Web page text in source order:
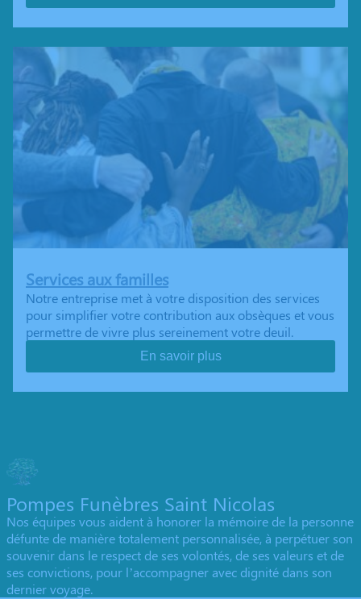
Services aux familles
Notre entreprise met à votre disposition des services
pour simplifier votre contribution aux obsèques et vous
permettre de vivre plus sereinement votre deuil.
En savoir plus
Pompes Funèbres Saint Nicolas
Nos équipes vous aident à honorer la mémoire de la personne
défunte de manière totalement personnalisée, à perpétuer son
souvenir dans le respect de ses volontés, de ses valeurs et de
ses convictions, pour l’accompagner avec dignité dans son
dernier voyage.